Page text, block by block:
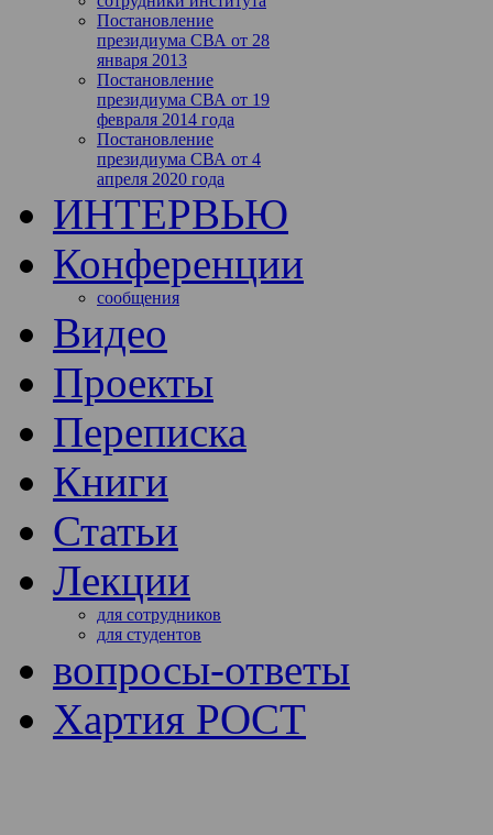
Постановление
президиума СВА от 28
января 2013
Постановление
президиума СВА от 19
февраля 2014 года
Постановление
президиума СВА от 4
апреля 2020 года
ИНТЕРВЬЮ
Конференции
сообщения
Видео
Проекты
Переписка
Книги
Статьи
Лекции
для сотрудников
для студентов
вопросы-ответы
Хартия РОСТ